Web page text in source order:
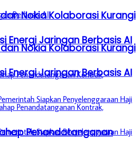
Nokia Kolaborasi Kurangi
Energi Jaringan Berbasis AI
Penandatanganan
Nokia Kolaborasi Kurangi
Energi Jaringan Berbasis AI